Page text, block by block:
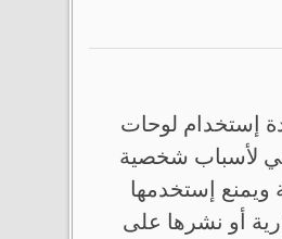
إستخدام لوحات
لأسباب شخصية
ويمنع إستخدمها
أو نشرها على